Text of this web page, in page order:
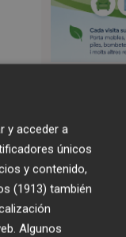
Últimas
1
confina
incendio
2
El
imágenes
y acceder a
únicos
y contenido,
(1913) también
Algunos